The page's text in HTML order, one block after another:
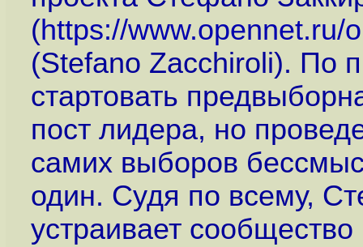
(https://www.opennet.ru/
(Stefano Zacchiroli). По
стартовать
пост лидера, но
самих выборов
один. Судя по всему,
устраивает